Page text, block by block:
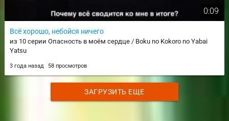
0:09
Всё хорошо, небойся ничего
из 10 серии Опасность в моём сердце / Boku no Kokoro no Yabai
Yatsu
3 года назад 58 просмотров
ЗАГРУЗИТЬ ЕЩЕ